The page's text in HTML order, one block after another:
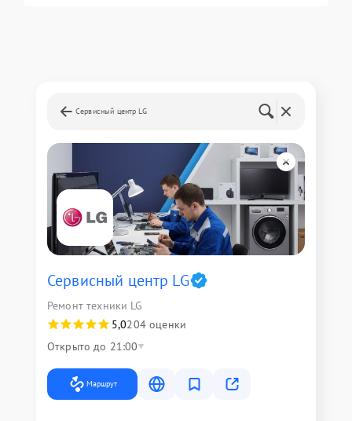
Сервисный центр LG
Сервисный центр LG
Ремонт техники LG
5,0204 оценки
Открыто до 21:00
Маршрут